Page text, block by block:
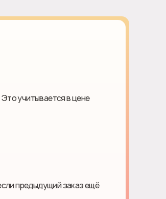
учитывается в цене
предыдущий заказ ещё